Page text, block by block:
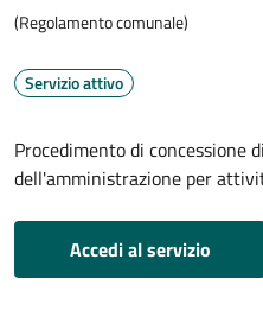
(Regolamento comunale)
Servizio attivo
Procedimento di concessione
dell'amministrazione per
Accedi al servizio